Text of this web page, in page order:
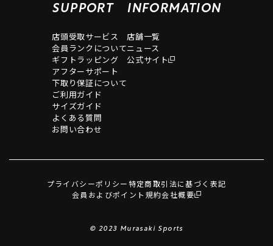
SUPPORT
店頭受取サービス
会員ランクについて
ギフトラッピング
アフターサポート
下取り保証について
ご利用ガイド
サイズガイド
よくある質問
お問い合わせ
INFORMATION
店舗一覧
ニュース
公式サイト
プライバシーポリシー特定商取引法に基づく表記
会員およびポイント規約会社概要
© 2023 Murasaki Sports